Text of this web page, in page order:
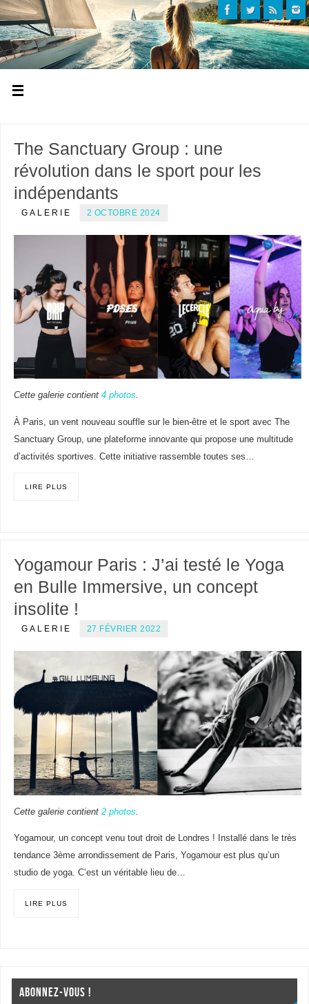
The Sanctuary Group : une
révolution dans le sport pour les
indépendants
GALERIE 2 OCTOBRE 2024
Cette galerie contient 4 photos.
À Paris, un vent nouveau souffle sur le bien-être et le sport avec The
Sanctuary Group, une plateforme innovante qui propose une multitude
d’activités sportives. Cette initiative rassemble toutes ses…
LIRE PLUS
Yogamour Paris : J’ai testé le Yoga
en Bulle Immersive, un concept
insolite !
GALERIE 27 FÉVRIER 2022
Cette galerie contient 2 photos
Yogamour, un concept venu tout droit de Londres ! Installé dans le très
tendance 3ème arrondissement de Paris, Yogamour est plus qu’un
studio de yoga. C’est un véritable lieu de…
LIRE PLUS
ABONNEZ-VOUS !